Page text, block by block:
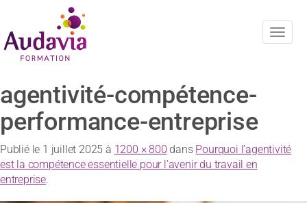
agentivité-compétence-
performance-entreprise
Publié le 1 juillet 2025 à 1200 × 800 dans Pourquoi l’agentivité
est la compétence essentielle pour l’avenir du travail en
entreprise.